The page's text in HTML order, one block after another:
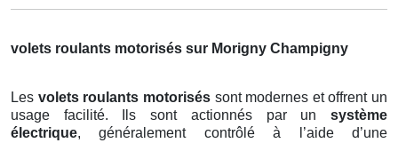
volets roulants motorisés sur Morigny Champigny
Les volets roulants motoriséssont modernes et offrent un
usage facilité. Ils sont actionnés par un système
électrique, généralement contrôlé à l’aide d’une